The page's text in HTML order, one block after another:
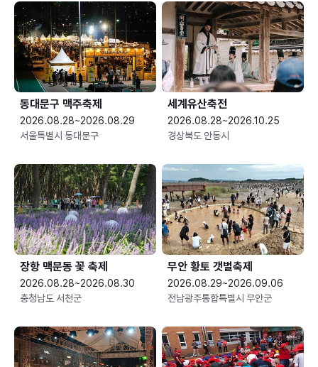
동대문구 맥주축제
2026.08.28~2026.08.29
서울특별시 동대문구
세계유산축전
2026.08.28~2026.10.25
경상북도 안동시
장항 맥문동 꽃 축제
2026.08.28~2026.08.30
충청남도 서천군
무안 황토 갯벌축제
2026.08.29~2026.09.06
전남광주통합특별시 무안군